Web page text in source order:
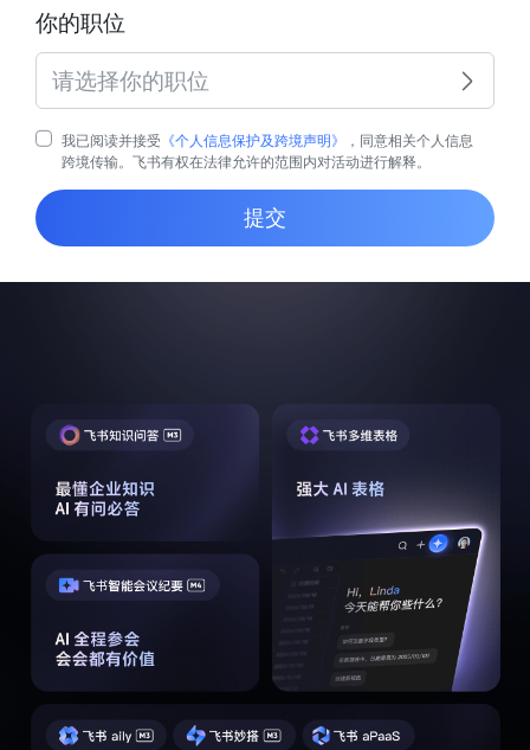
你的职位
请选择你的职位
我已阅读并接受 《个人信息保护及跨境声明》
，同意相关个人信息
跨境传输。飞书有权在法律允许的范围内对活动进行解释。
提交